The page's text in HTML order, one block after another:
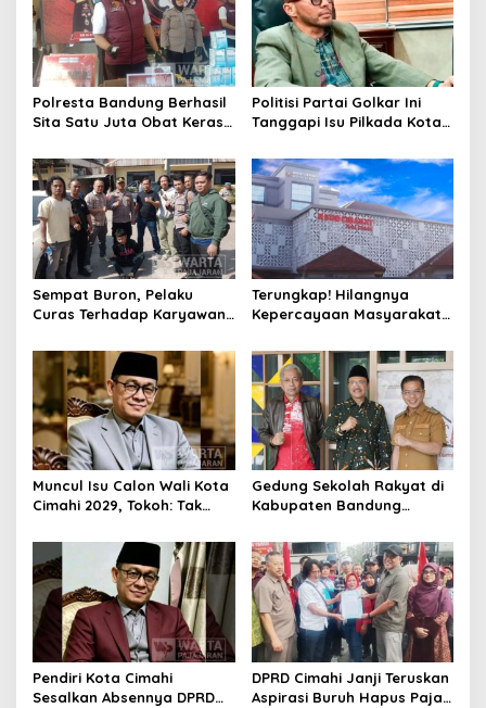
Polresta Bandung Berhasil
Sita Satu Juta Obat Keras
Kasus Narkoba
Politisi Partai Golkar Ini
Tanggapi Isu Pilkada Kota
Sempat Buron, Pelaku
Curas Terhadap Karyawan
Ditangkap Polisi
Terungkap! Hilangnya
Kepercayaan Masyarakat
Rebranding RSUD Cibabat
Muncul Isu Calon Wali Kota
Cimahi 2029, Tokoh: Tak
Legitimasi Parpol
Gedung Sekolah Rakyat di
Kabupaten Bandung
Siap Tampung Dua Ribu
Siswa
Pendiri Kota Cimahi
Sesalkan Absennya DPRD
DPRD Cimahi Janji Teruskan
Aspirasi Buruh Hapus Pajak